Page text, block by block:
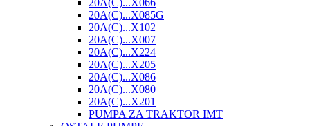
20A(C)...X066
20A(C)...X085G
20A(C)...X102
20A(C)...X007
20A(C)...X224
20A(C)...X205
20A(C)...X086
20A(C)...X080
20A(C)...X201
PUMPA ZA TRAKTOR IMT